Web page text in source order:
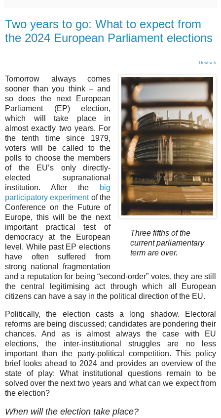
Two years to go: What to expect from
the 2024 European Parliament elections
Deutsch
Three fifths of the
current parliamentary
term are over.
Tomorrow always comes
sooner than you think – and
so does the next European
Parliament (EP) election,
which will take place in
almost exactly two years. For
the tenth time since 1979,
voters will be called to the
polls to choose the members
of the EU’s only directly-
elected supranational
institution. After the
big
participatory experimentof the
Conference on the Future of
Europe, this will be the next
important practical test of
democracy at the European
level. While past EP elections
have often suffered from
strong national fragmentation
and a reputation for being “second-order” votes, they are still
the central legitimising act through which all European
citizens can have a say in the political direction of the EU.
Politically, the election casts a long shadow. Electoral
reforms are being discussed; candidates are pondering their
chances. And as is almost always the case with EU
elections, the inter-institutional struggles are no less
important than the party-political competition. This policy
brief looks ahead to 2024 and provides an overview of the
state of play: What institutional questions remain to be
solved over the next two years and what can we expect from
the election?
When will the election take place?